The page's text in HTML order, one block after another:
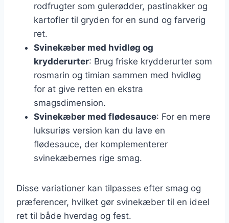
rodfrugter som gulerødder, pastinakker og
kartofler til gryden for en sund og farverig
ret.
Svinekæber med hvidløg og
krydderurter: Brug friske krydderurter som
rosmarin og timian sammen med hvidløg
for at give retten en ekstra
smagsdimension.
Svinekæber med flødesauce: For en mere
luksuriøs version kan du lave en
flødesauce, der komplementerer
svinekæbernes rige smag.
Disse variationer kan tilpasses efter smag og
præferencer, hvilket gør svinekæber til en ideel
ret til både hverdag og fest.